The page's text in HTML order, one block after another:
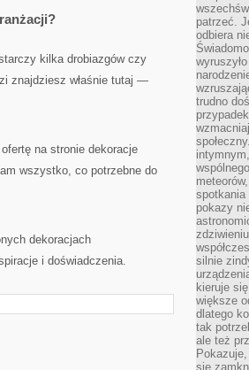
kilka drobiazgów czy
znajdziesz właśnie tutaj —
na stronie dekoracje
wszystko, co potrzebne do
dekoracjach
i doświadczenia.
patrzeć.
odbiera
trudno
spotkania
pokazy
silnie
kieruje
większe
dlatego
tak
ale też
się